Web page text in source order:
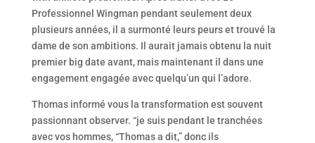
Professionnel Wingman pendant seulement deux
plusieurs années, il a surmonté leurs peurs et trouvé la
dame de son ambitions. Il aurait jamais obtenu la nuit
premier big date avant, mais maintenant il dans une
engagement engagée avec quelqu’un qui l’adore.
Thomas informé vous la transformation est souvent
passionnant observer. “je suis pendant le tranchées
avec vos hommes, “Thomas a dit,” donc ils